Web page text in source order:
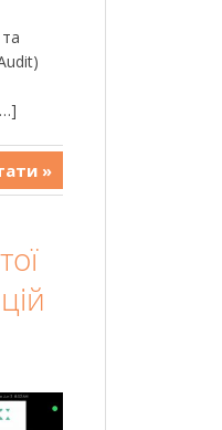
»